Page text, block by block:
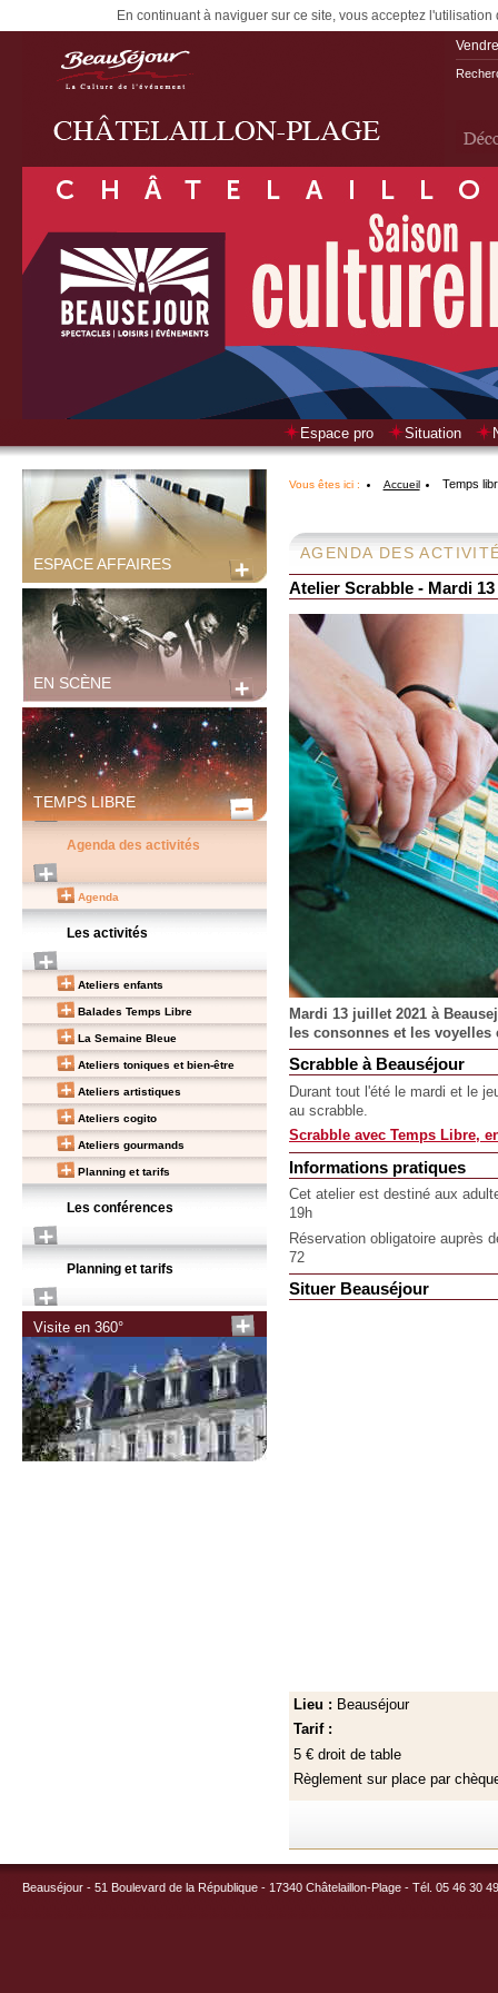
En continuant à naviguer sur ce site, vous acceptez
Espace pro Situation
ESPACE AFFAIRES
EN SCÈNE
TEMPS LIBRE
Agenda des activités
Agenda
Les activités
Ateliers enfants
Balades Temps Libre
La Semaine Bleue
Ateliers toniques et bien-être
Ateliers artistiques
Ateliers cogito
Ateliers gourmands
Planning et tarifs
Les conférences
Planning et tarifs
Visite en 360°
Vous êtes ici : Accueil Temps
AGENDA DES
Atelier Scrabble - Mardi
Mardi 13 juillet 2021 à
les consonnes et les
Scrabble à Beauséjour
Durant tout l'été le mardi et le
au scrabble.
Scrabble avec Temps Libre,
Informations pratiques
Cet atelier est destiné aux
19h
Réservation obligatoire auprès
72
Situer Beauséjour
Lieu : Beauséjour
Tarif :
5 € droit de table
Règlement sur place par
Beauséjour - 51 Boulevard de la République - 17340 Châtelaillon-Plage - Tél. 05 46 30